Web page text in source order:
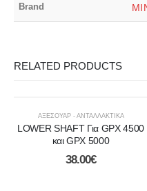
Brand
RELATED PRODUCTS
ΑΞΕΣΟΥΑΡ - ΑΝΤΑΛΛΑΚΤΙΚΑ
LOWER SHAFT Για GPX 4500
και GPX 5000
38.00€